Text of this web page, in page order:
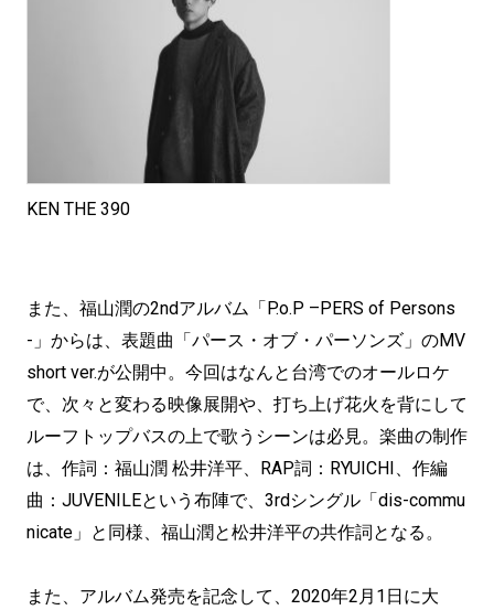
KEN THE 390
また、福山潤の2ndアルバム「P.o.P –PERS of Persons
-」からは、表題曲「パース・オブ・パーソンズ」のMV
short ver.が公開中。今回はなんと台湾でのオールロケ
で、次々と変わる映像展開や、打ち上げ花火を背にして
ルーフトップバスの上で歌うシーンは必見。楽曲の制作
は、作詞：福山潤 松井洋平、RAP詞：RYUICHI、作編
曲：JUVENILEという布陣で、3rdシングル「dis-commu
nicate」と同様、福山潤と松井洋平の共作詞となる。
また、アルバム発売を記念して、2020年2月1日に大